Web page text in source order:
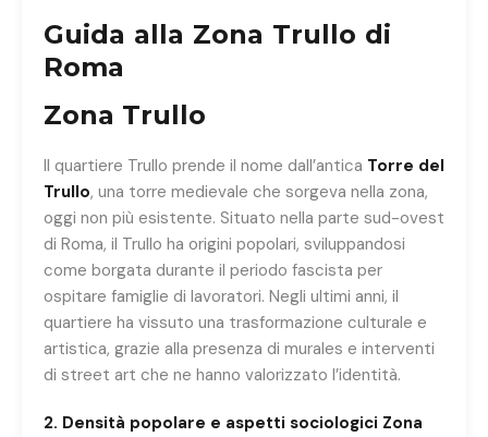
Guida alla Zona Trullo di
Roma
Zona Trullo
Il quartiere Trullo prende il nome dall’antica Torre del
Trullo, una torre medievale che sorgeva nella zona,
oggi non più esistente. Situato nella parte sud-ovest
di Roma, il Trullo ha origini popolari, sviluppandosi
come borgata durante il periodo fascista per
ospitare famiglie di lavoratori. Negli ultimi anni, il
quartiere ha vissuto una trasformazione culturale e
artistica, grazie alla presenza di murales e interventi
di street art che ne hanno valorizzato l’identità.
2. Densità popolare e aspetti sociologici Zona